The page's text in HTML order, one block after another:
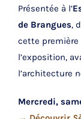
Présentée à l’
de Brangues,
cette
l’exposition,
l’architecture
Mercredi,